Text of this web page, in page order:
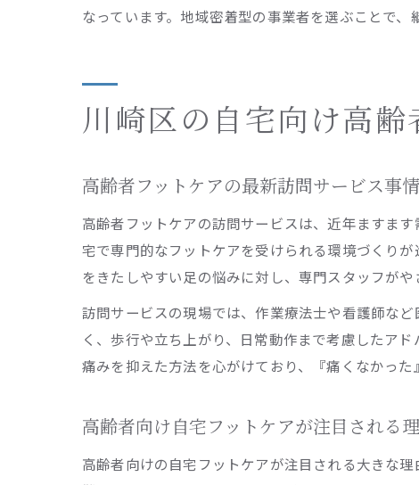
なっています。地域密着型の事業者を選ぶことで、
川崎区の自宅向け高
高齢者フットケアの最新訪問サービス事
高齢者フットケアの訪問サービスは、近年ますま
宅で専門的なフットケアを受けられる環境づくり
をきたしやすい足の悩みに対し、専門スタッフがや
訪問サービスの現場では、作業療法士や看護師な
く、歩行や立ち上がり、日常動作まで考慮したア
痛みを抑えた方法を心がけており、『痛くなかっ
高齢者向け自宅フットケアが注目される
高齢者向けの自宅フットケアが注目される大きな